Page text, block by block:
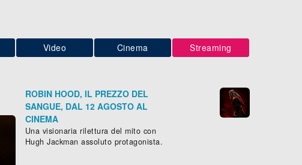
Video Cinema Streaming
ROBIN HOOD, IL PREZZO DEL
SANGUE, DAL 12 AGOSTO AL
CINEMA
Una visionaria rilettura del mito con
Hugh Jackman assoluto protagonista.